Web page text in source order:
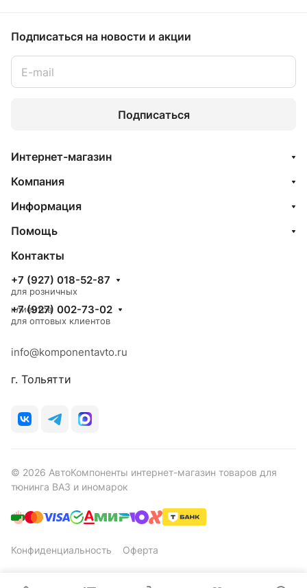
Подписаться на новости и акции
Подписаться
Интернет-магазин
Компания
Информация
Помощь
Контакты
+7 (927) 018-52-87
для розничных
клиентов
+7 (927) 002-73-02
для оптовых клиентов
info@komponentavto.ru
г. Тольятти
© 2026 АвтоКомпоненты интернет-магазин товаров для
тюнинга ВАЗ и иномарок
Конфиденциальность Оферта